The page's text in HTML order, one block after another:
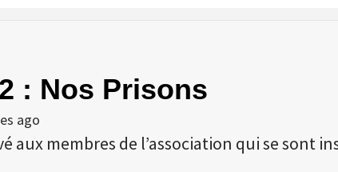
: Nos Prisons
ago
aux membres de l’association qui se sont